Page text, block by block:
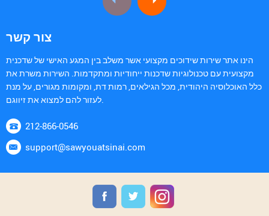
צור קשר
הינו אתר שירות שידוכים מקצועי אשר משלב בין המגע האישי של שדכנית
מקצועית עם טכנולוגיות שדכנות ייחודיות ומתקדמות. השירות משרת את
כלל האוכלוסיה היהודית, מכל הגילאים, רמות דת, ומקומות מגורים, על מנת
לעזור להם למצוא את זיווגם.
212-866-0546
support@sawyouatsinai.com